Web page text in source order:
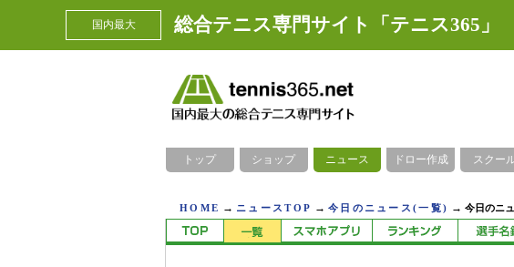
国内最大 総合テニス専門サイト「テニス365」
トップ ショップ ニュース ドロー作成 スクー
HOME → ニュースTOP →今日のニュース(一覧) →今日のニ